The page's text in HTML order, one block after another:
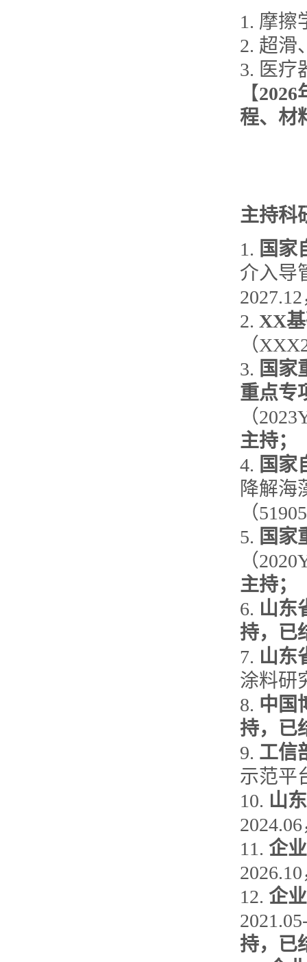
1. 摩擦
2. 超滑
3. 医疗
【2026
程、材
主持科
1. 国家
介入导
2. XX
（
3. 国家
重点专
（
主持；
4. 国家
降解海
（
5. 国家
（
主持；
6. 山东
持，已
7. 山东
涂料研
8. 中国
持，已
9. 工信
示范平
10. 山
11. 企
12. 企业
持，已